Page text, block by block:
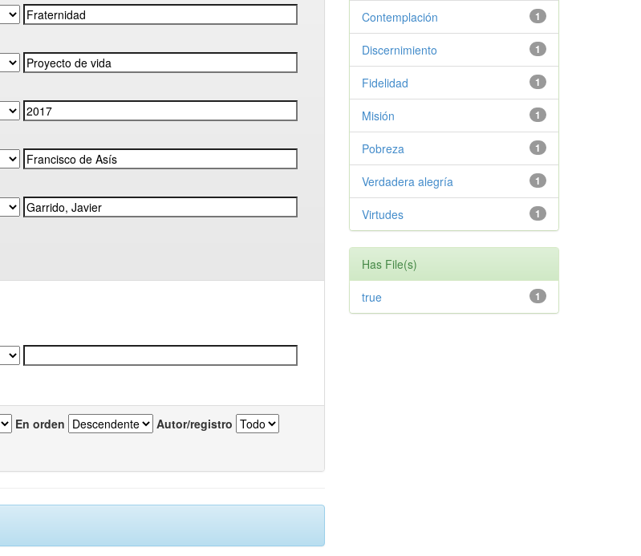
En orden Autor/registro
1
Contemplación
1
Discernimiento
1
Fidelidad
1
Misión
1
Pobreza
1
Verdadera alegría
1
Virtudes
Has File(s)
1
true